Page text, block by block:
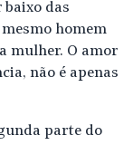
das
homem
mulher. O amor
não é apenas
parte do